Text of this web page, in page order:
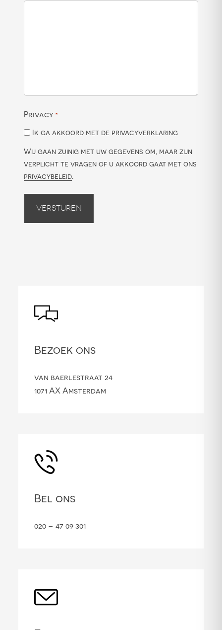
Privacy *
Ik ga akkoord met de privacyverklaring
Wij gaan zuinig met uw gegevens om, maar zijn
verplicht te vragen of u akkoord gaat met ons
privacybeleid.
Versturen
Bezoek ons
van baerlestraat 24
1071 AX Amsterdam
Bel ons
020 – 47 09 301